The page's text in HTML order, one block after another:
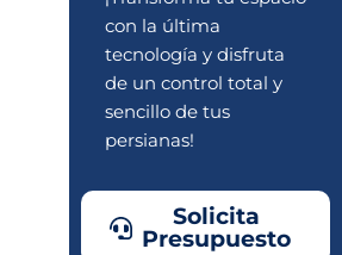
con la última
tecnología y disfruta
de un control total y
sencillo de tus
persianas!
Solicita
Presupuesto